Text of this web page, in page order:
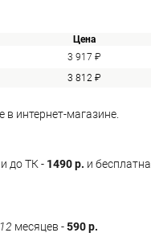
Цена
3 917 ₽
3 812 ₽
в интернет-магазине.
и до ТК - 1490 р. и бесплатна
12 месяцев -590 р.